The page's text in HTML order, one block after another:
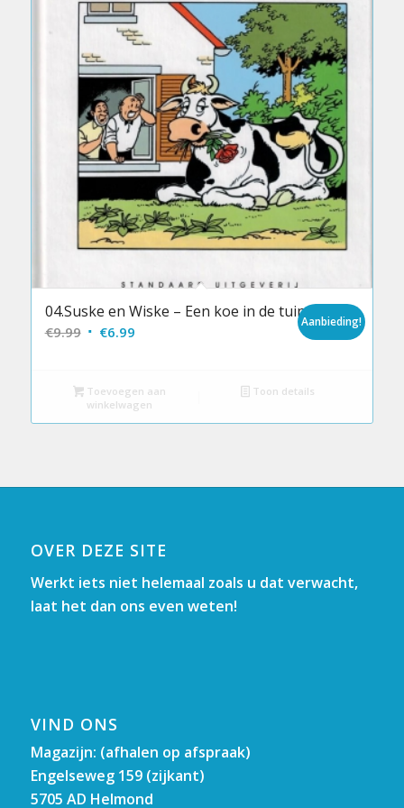
04.Suske en Wiske – Een koe in de tuin
€9.99 Oorspronkelijke
€9.99.
€6.99Huidige
€6.99.
Aanbieding!
Toevoegen aan
winkelwagen
Toon details
OVER DEZE SITE
Werkt iets niet helemaal zoals u dat verwacht,
laat het dan ons even weten!
VIND ONS
Magazijn: (afhalen op afspraak)
Engelseweg 159 (zijkant)
5705 AD Helmond